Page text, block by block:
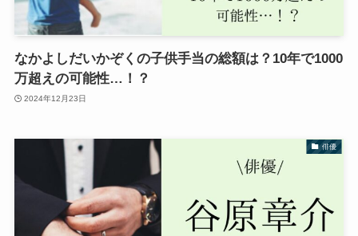
なかよしだいかぞくの子供手当の総額は？10年で1000
万超えの可能性…！？
2024年12月23日
俳優